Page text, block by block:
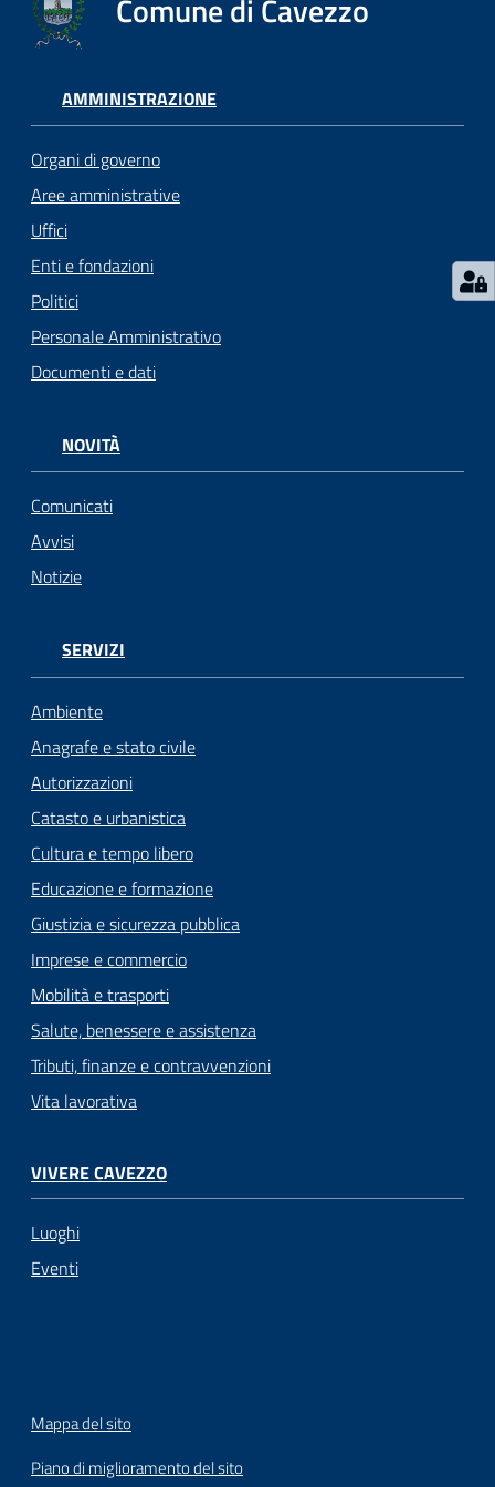
Seguici
su
Comune di Cavezzo
AMMINISTRAZIONE
Organi di governo
Aree amministrative
Uffici
Enti e fondazioni
Politici
Personale Amministrativo
Documenti e dati
NOVITÀ
Comunicati
Avvisi
Notizie
SERVIZI
Ambiente
Anagrafe e stato civile
Autorizzazioni
Catasto e urbanistica
Cultura e tempo libero
Educazione e formazione
Giustizia e sicurezza pubblica
Imprese e commercio
Mobilità e trasporti
Salute, benessere e assistenza
Tributi, finanze e contravvenzioni
Vita lavorativa
VIVERE CAVEZZO
Luoghi
Eventi
Mappa del sito
Piano di miglioramento del sito